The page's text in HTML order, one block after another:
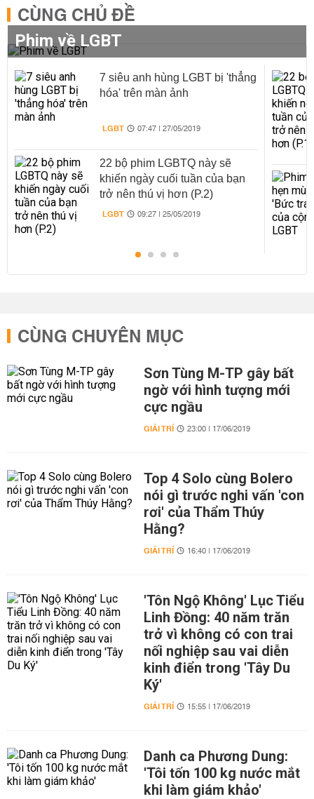
CÙNG CHỦ ĐỀ
Phim về LGBT
7 siêu anh hùng LGBT bị 'thẳng
hóa' trên màn ảnh
LGBT 07:47 | 27/05/2019
22 bộ phim LGBTQ này sẽ
khiến ngày cuối tuần của bạn
trở nên thú vị hơn (P.2)
LGBT 09:27 | 25/05/2019
CÙNG CHUYÊN MỤC
Sơn Tùng M-TP gây bất
ngờ với hình tượng mới
cực ngầu
GIẢI TRÍ 23:00 | 17/06/2019
Top 4 Solo cùng Bolero
nói gì trước nghi vấn 'con
rơi' của Thẩm Thúy
Hằng?
GIẢI TRÍ 16:40 | 17/06/2019
'Tôn Ngộ Không' Lục Tiểu
Linh Đồng: 40 năm trăn
trở vì không có con trai
nối nghiệp sau vai diễn
kinh điển trong 'Tây Du
Ký'
GIẢI TRÍ 15:55 | 17/06/2019
Danh ca Phương Dung:
'Tôi tốn 100 kg nước mắt
khi làm giám khảo'